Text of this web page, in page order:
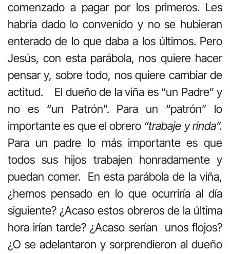
comenzado a pagar por los primeros. Les
habría dado lo convenido y no se hubieran
enterado de lo que daba a los últimos. Pero
Jesús, con esta parábola, nos quiere hacer
pensar y, sobre todo, nos quiere cambiar de
actitud. El dueño de la viña es “un Padre” y
no es “un Patrón”. Para un “patrón” lo
importante es que el obrero “trabaje y rinda”.
Para un padre lo más importante es que
todos sus hijos trabajen honradamente y
puedan comer. En esta parábola de la viña,
¿hemos pensado en lo que ocurriría al día
siguiente? ¿Acaso estos obreros de la última
hora irían tarde? ¿Acaso serían unos flojos?
¿O se adelantaron y sorprendieron al dueño